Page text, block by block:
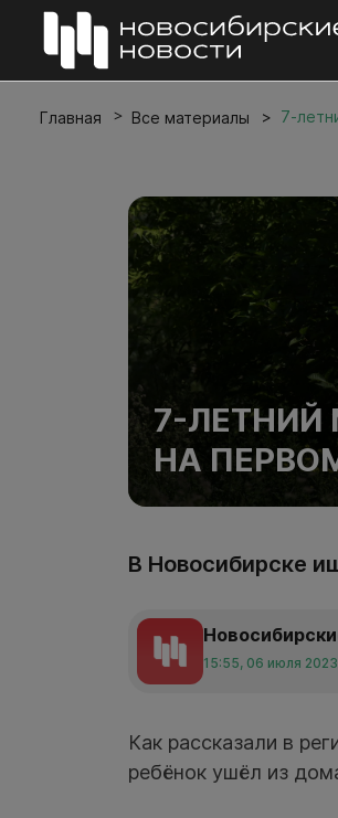
Главная Все материалы 7-
7-ЛЕТНИЙ
НА
В Новосибирске
15:55, 06 июля 2023
Как рассказали в
ребёнок ушёл из